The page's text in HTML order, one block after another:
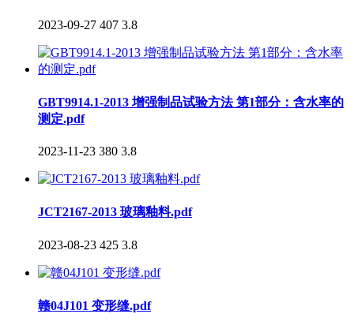
2023-09-27 407 3.8
GBT9914.1-2013 增强制品试验方法 第1部分：含水率的
测定.pdf
2023-11-23 380 3.8
JCT2167-2013 玻璃釉料.pdf
2023-08-23 425 3.8
赣04J101 变形缝.pdf